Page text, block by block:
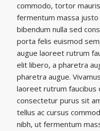
commodo, tortor
fermentum massa justo
bibendum nulla sed
porta felis euismod
augue laoreet rutrum
elit libero, a pharetra
pharetra augue.
laoreet rutrum faucibus
consectetur purus sit
tellus ac cursus
nibh, ut fermentum